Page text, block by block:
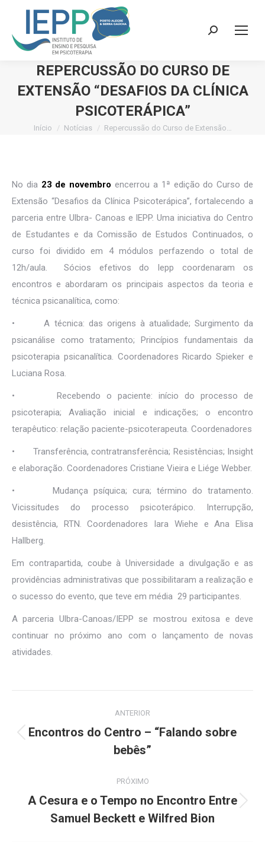
Search:
REPERCUSSÃO DO CURSO DE
EXTENSÃO “DESAFIOS DA CLÍNICA
PSICOTERÁPICA”
Você está aqui:
Início Notícias Repercussão do Curso de Extensão…
No dia 23 de novembro encerrou a 1ª edição do Curso de
Extensão “Desafios da Clínica Psicoterápica”, fortalecendo a
parceria entre Ulbra- Canoas e IEPP. Uma iniciativa do Centro
de Estudantes e da Comissão de Estudos Continuados, o
curso foi dividido em 4 módulos perfazendo o total de
12h/aula. Sócios efetivos do Iepp coordenaram os
encontros e abordaram os principais aspectos da teoria e
técnica psicanalítica, como:
• A técnica: das origens à atualidade; Surgimento da
psicanálise como tratamento; Princípios fundamentais da
psicoterapia psicanalítica. Coordenadores Ricardo Spieker e
Luciana Rosa.
• Recebendo o paciente: início do processo de
psicoterapia; Avaliação inicial e indicações; o encontro
terapêutico: relação paciente-psicoterapeuta. Coordenadores
• Transferência, contratransferência; Resistências; Insight
e elaboração. Coordenadores Cristiane Vieira e Liége Webber.
• Mudança psíquica; cura; término do tratamento.
Vicissitudes do processo psicoterápico. Interrupção,
desistência, RTN. Coordenadores Iara Wiehe e Ana Elisa
Hallberg.
Em contrapartida, coube à Universidade a divulgação e as
providências administrativas que possibilitaram a realização e
o sucesso do evento, que teve em média 29 participantes.
A parceria Ulbra-Canoas/IEPP se mostrou exitosa e deve
continuar no próximo ano com o lançamento de novas
atividades.
de
ANTERIOR
Post
anterior:
Encontros do Centro – “Falando sobre
bebês”
PRÓXIMO
Próximo
post:
A Cesura e o Tempo no Encontro Entre
Samuel Beckett e Wilfred Bion